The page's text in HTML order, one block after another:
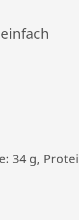
34 g,